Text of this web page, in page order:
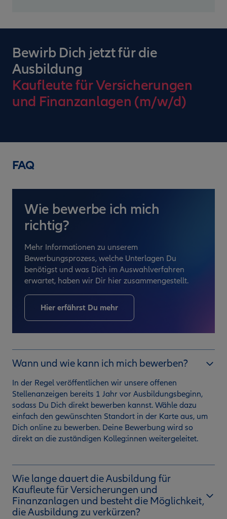
Bewirb Dich jetzt für die
Ausbildung
Kaufleute für Versicherungen
und Finanzanlagen (m/w/d)
FAQ
Wie bewerbe ich mich
richtig?
Mehr Informationen zu unserem
Bewerbungsprozess, welche Unterlagen Du
benötigst und was Dich im Auswahlverfahren
erwartet, haben wir Dir hier zusammengestellt.
Hier erfährst Du mehr
Wann und wie kann ich mich bewerben?
In der Regel veröffentlichen wir unsere offenen
Stellenanzeigen bereits 1 Jahr vor Ausbildungsbeginn,
sodass Du Dich direkt bewerben kannst. Wähle dazu
einfach den gewünschten Standort in der Karte aus, um
Dich online zu bewerben. Deine Bewerbung wird so
direkt an die zuständigen Kolleg:innen weitergeleitet.
Wie lange dauert die Ausbildung für
Kaufleute für Versicherungen und
Finanzanlagen und besteht die Möglichkeit,
die Ausbildung zu verkürzen?